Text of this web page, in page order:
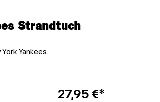
Strandtuch
Yankees.
27,95 €*